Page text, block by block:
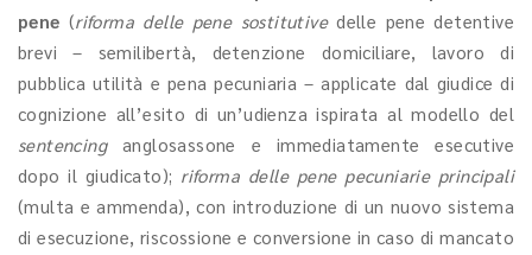
pene (riforma delle pene sostitutivedelle pene detentive
brevi – semilibertà, detenzione domiciliare, lavoro di
pubblica utilità e pena pecuniaria – applicate dal giudice di
cognizione all’esito di un’udienza ispirata al modello del
sentencinganglosassone e immediatamente esecutive
dopo il giudicato); riforma delle pene pecuniarie principali
(multa e ammenda), con introduzione di un nuovo sistema
di esecuzione, riscossione e conversione in caso di mancato